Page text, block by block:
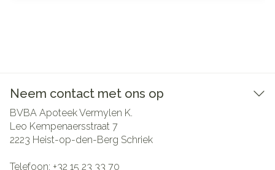
Neem contact met ons op
BVBA Apoteek Vermylen K.
Leo Kempenaersstraat 7
2223 Heist-op-den-Berg Schriek
Telefoon: +32 15 23 33 70